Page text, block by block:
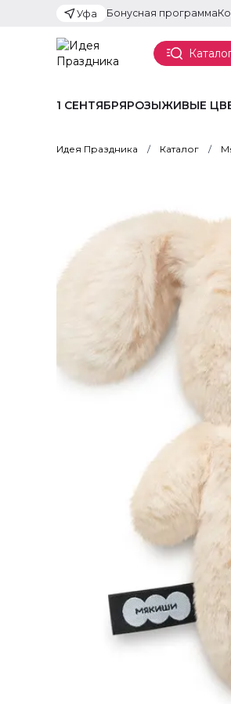
Уфа Бонусная программа
1 СЕНТЯБРЯРОЗЫЖИВЫЕ
Идея Праздника Каталог